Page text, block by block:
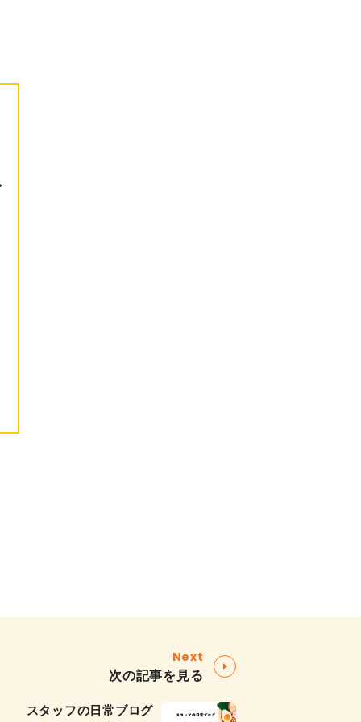
Next
次の記事を見る
スタッフの日常ブログ